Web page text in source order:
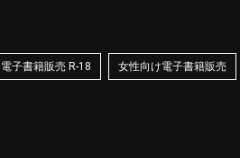
電子書籍販売 R-18 女性向け電子書籍販売